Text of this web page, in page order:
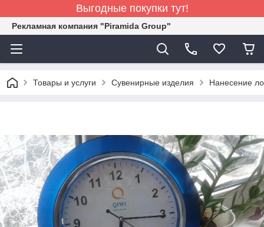
Выгодные покупки тут!
Рекламная компания "Piramida Group"
Товары и услуги Сувенирные изделия Нанесение